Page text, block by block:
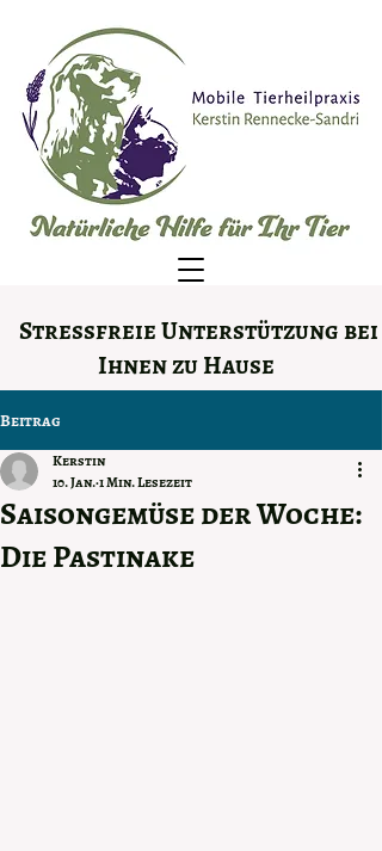
Stressfreie Unterstützung bei
Ihnen zu Hause
Beitrag
Saisongemüse der Woche:
Die Pastinake
Kerstin
10. Jan.1 Min. Lesezeit